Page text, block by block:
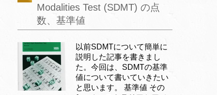
Modalities Test (SDMT) の点
数、基準値
以前SDMTについて簡単に
説明した記事を書きまし
た。今回は、SDMTの基準
値について書いていきたい
と思います。 基準値 その